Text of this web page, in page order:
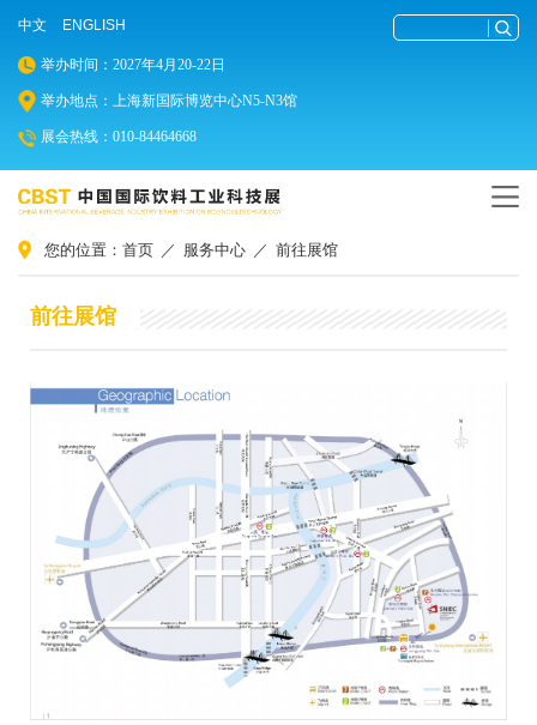
中文 ENGLISH
举办时间：2027年4月20-22日
举办地点：上海新国际博览中心N5-N3馆
展会热线：010-84464668
您的位置： 首页 ／ 服务中心 ／ 前往展馆
前往展馆